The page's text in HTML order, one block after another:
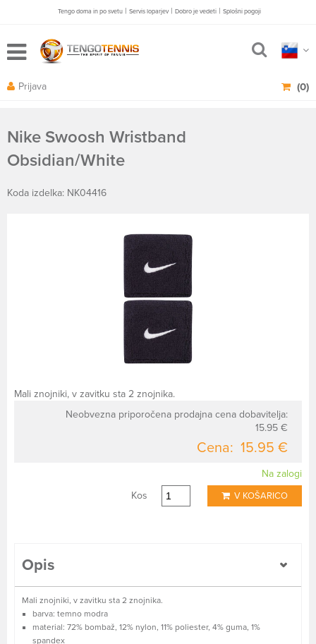
Tengo doma in po svetu | Servis loparjev | Dobro je vedeti | Splošni pogoji
(0)
Prijava
Nike Swoosh Wristband
Obsidian/White
Koda izdelka: NK04416
Mali znojniki, v zavitku sta 2 znojnika.
Neobvezna priporočena prodajna cena dobavitelja:
15.95 €
Cena: 15.95 €
Na zalogi
Kos
V KOŠARICO
Opis
Mali znojniki, v zavitku sta 2 znojnika.
barva: temno modra
material: 72% bombaž, 12% nylon, 11% poliester, 4% guma, 1%
spandex